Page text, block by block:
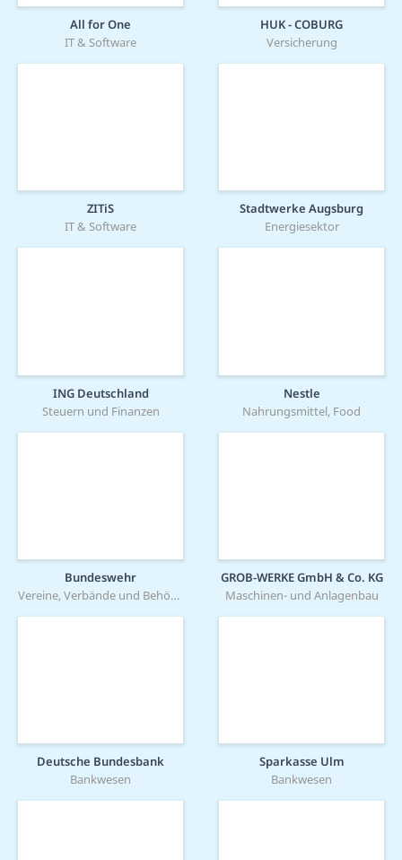
All for One
IT & Software
HUK - COBURG
Versicherung
ZITiS
IT & Software
Stadtwerke Augsburg
Energiesektor
ING Deutschland
Steuern und Finanzen
Nestle
Nahrungsmittel, Food
Bundeswehr
Vereine, Verbände und Behörden
GROB-WERKE GmbH & Co. KG
Maschinen- und Anlagenbau
Deutsche Bundesbank
Bankwesen
Sparkasse Ulm
Bankwesen